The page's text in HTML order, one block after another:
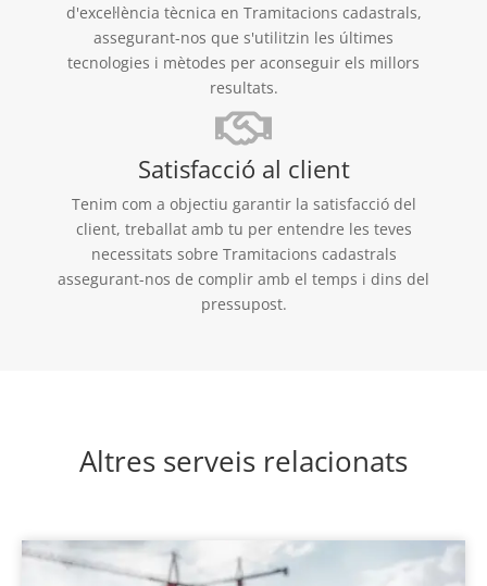
d'excel·lència tècnica en Tramitacions cadastrals,
assegurant-nos que s'utilitzin les últimes
tecnologies i mètodes per aconseguir els millors
resultats.
Satisfacció al client
Tenim com a objectiu garantir la satisfacció del
client, treballat amb tu per entendre les teves
necessitats sobre Tramitacions cadastrals
assegurant-nos de complir amb el temps i dins del
pressupost.
Altres serveis relacionats